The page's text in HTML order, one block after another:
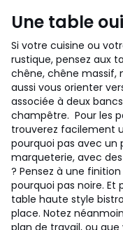
Une table
Si votre cuisine ou
rustique, pensez aux
chêne, chêne massif,
aussi vous orienter
associée à deux
champêtre. Pour les
trouverez facilement
pourquoi pas avec un
marqueterie, avec
? Pensez à une
pourquoi pas noire. Et
table haute style
place. Notez
plan de travail, ou